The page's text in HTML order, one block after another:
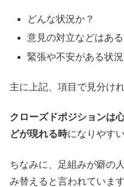
どんな状況か？
意見の対立などはある
緊張や不安がある状況
主に上記、項目で見分けれ
クローズドポジションは
どが現れる時になりやすい
ちなみに、足組みが癖の
み替えると言われていま